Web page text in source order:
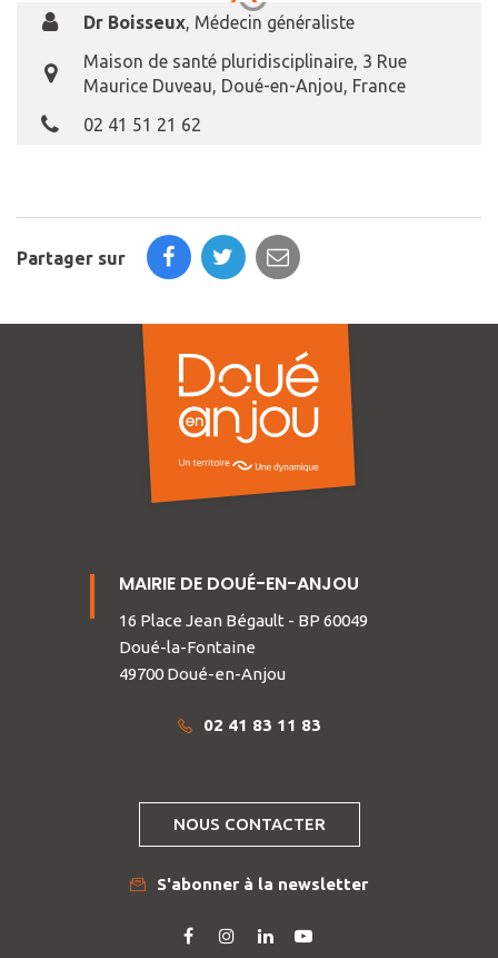
Dr Boisseux, Médecin généraliste
Maison de santé pluridisciplinaire, 3 Rue
Maurice Duveau, Doué-en-Anjou, France
02 41 51 21 62
Partager sur
MAIRIE DE DOUÉ-EN-ANJOU
16 Place Jean Bégault - BP 60049
Doué-la-Fontaine
49700 Doué-en-Anjou
02 41 83 11 83
NOUS CONTACTER
S'abonner à la newsletter
Lien Lien Lien Lien